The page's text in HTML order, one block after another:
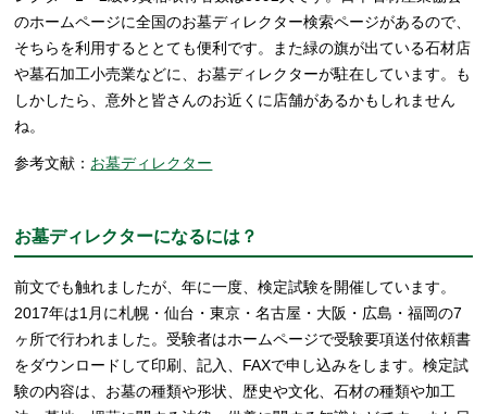
のホームページに全国のお墓ディレクター検索ページがあるので、
そちらを利用するととても便利です。また緑の旗が出ている石材店
や墓石加工小売業などに、お墓ディレクターが駐在しています。も
しかしたら、意外と皆さんのお近くに店舗があるかもしれません
ね。
参考文献： お墓ディレクター
お墓ディレクターになるには？
前文でも触れましたが、年に一度、検定試験を開催しています。
2017年は1月に札幌・仙台・東京・名古屋・大阪・広島・福岡の7
ヶ所で行われました。受験者はホームページで受験要項送付依頼書
をダウンロードして印刷、記入、FAXで申し込みをします。検定試
験の内容は、お墓の種類や形状、歴史や文化、石材の種類や加工